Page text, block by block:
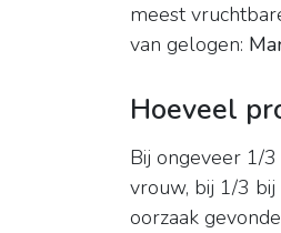
meest
van gelogen:
Hoeveel
Bij ongeveer 1/
vrouw, bij 1/3
oorzaak